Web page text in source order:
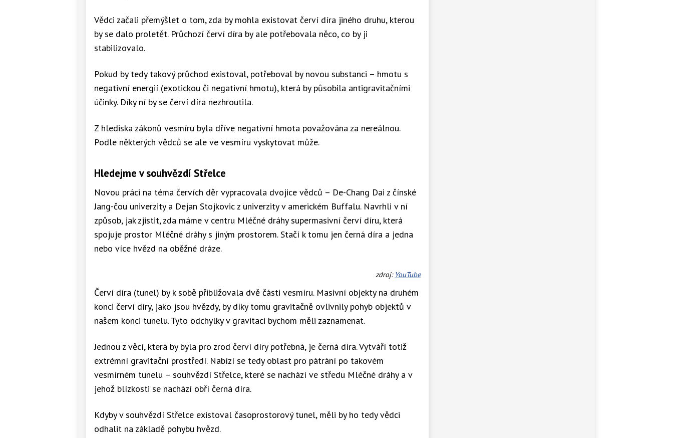
dírou
Vědci začali přemýšlet o tom, zda by mohla existovat červí díra jiného druhu, kterou
by se dalo proletět. Průchozí červí díra by ale potřebovala něco, co by ji
stabilizovalo.
Pokud by tedy takový průchod existoval, potřeboval by novou substanci – hmotu s
negativní energií (exotickou či negativní hmotu), která by působila antigravitačními
účinky. Díky ní by se červí díra nezhroutila.
Z hlediska zákonů vesmíru byla dříve negativní hmota považována za nereálnou.
Podle některých vědců se ale ve vesmíru vyskytovat může.
Hledejme v souhvězdí Střelce
Novou práci na téma červích děr vypracovala dvojice vědců – De-Chang Dai z čínské
Jang-čou univerzity a Dejan Stojkovic z univerzity v americkém Buffalu. Navrhli v ní
způsob, jak zjistit, zda máme v centru Mléčné dráhy supermasivní červí díru, která
spojuje prostor Mléčné dráhy s jiným prostorem. Stačí k tomu jen černá díra a jedna
nebo více hvězd na oběžné dráze.
zdroj: YouTube
Červí díra (tunel) by k sobě přibližovala dvě části vesmíru. Masivní objekty na druhém
konci červí díry, jako jsou hvězdy, by díky tomu gravitačně ovlivnily pohyb objektů v
našem konci tunelu. Tyto odchylky v gravitaci bychom měli zaznamenat.
Jednou z věcí, která by byla pro zrod červí díry potřebná, je černá díra. Vytváří totiž
extrémní gravitační prostředí. Nabízí se tedy oblast pro pátrání po takovém
vesmírném tunelu – souhvězdí Střelce, které se nachází ve středu Mléčné dráhy a v
jehož blízkosti se nachází obří černá díra.
Kdyby v souhvězdí Střelce existoval časoprostorový tunel, měli by ho tedy vědci
odhalit na základě pohybu hvězd.